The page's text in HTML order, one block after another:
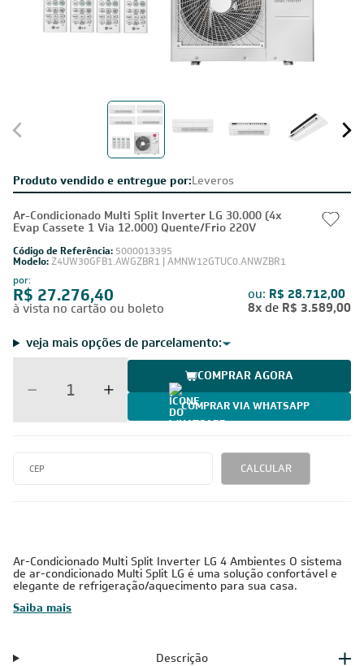
Produto vendido e entregue por:Leveros
Ar-Condicionado Multi Split Inverter LG 30.000 (4x
Evap Cassete 1 Via 12.000) Quente/Frio 220V
Código de Referência: 5000013395
Modelo:Z4UW30GFB1.AWGZBR1 | AMNW12GTUC0.ANWZBR1
por:
R$ 27.276,40
à vista no cartão ou boleto
ou: R$ 28.712,00
8x de R$ 3.589,00
veja mais opções de parcelamento:
COMPRAR AGORA
COMPRAR VIA WHATSAPP
CALCULAR
Ar-Condicionado Multi Split Inverter LG 4 Ambientes O sistema
de ar-condicionado Multi Split LG é uma solução confortável e
elegante de refrigeração/aquecimento para sua casa.
Saiba mais
Descrição